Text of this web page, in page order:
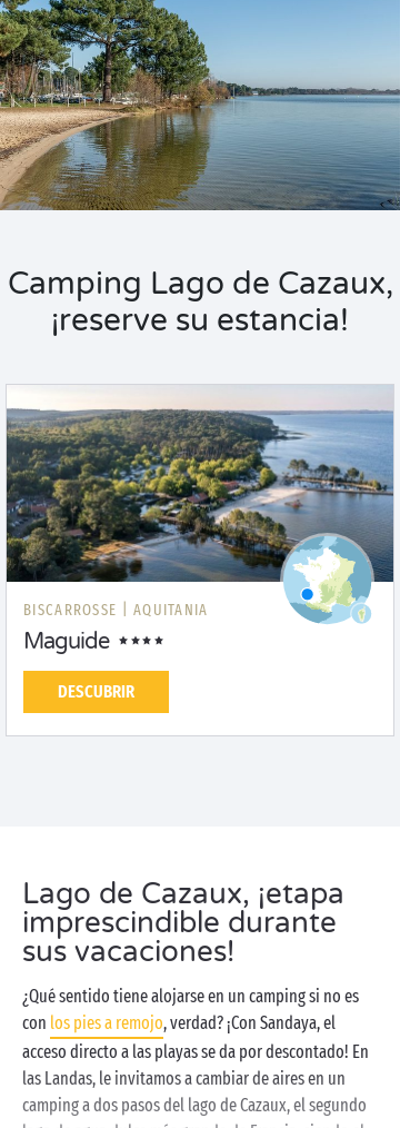
Camping Lago de Cazaux,
¡reserve su estancia!
BISCARROSSE | AQUITANIA
Maguide
DESCUBRIR
Lago de Cazaux, ¡etapa
imprescindible durante
sus vacaciones!
¿Qué sentido tiene alojarse en un camping si no es
con los pies a remojo, verdad? ¡Con Sandaya, el
acceso directo a las playas se da por descontado! En
las Landas, le invitamos a cambiar de aires en un
camping a dos pasos del lago de Cazaux, el segundo